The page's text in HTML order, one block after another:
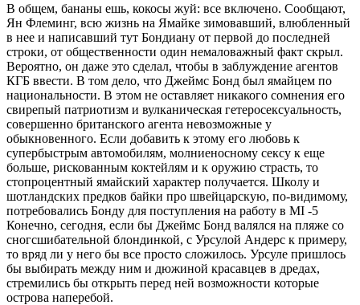
В общем, бананы ешь, кокосы жуй: все включено. Сообщают,
Ян Флеминг, всю жизнь на Ямайке зимовавший, влюбленный
в нее и написавший тут Бондиану от первой до последней
строки, от общественности один немаловажный факт скрыл.
Вероятно, он даже это сделал, чтобы в заблуждение агентов
КГБ ввести. В том дело, что Джеймс Бонд был ямайцем по
национальности. В этом не оставляет никакого сомнения его
свирепый патриотизм и вулканическая гетеросексуальность,
совершенно британского агента невозможные у
обыкновенного. Если добавить к этому его любовь к
супербыстрым автомобилям, молниеносному сексу к еще
больше, рискованным коктейлям и к оружию страсть, то
стопроцентный ямайский характер получается. Школу и
шотландских предков байки про швейцарскую, по-видимому,
потребовались Бонду для поступления на работу в MI -5
Конечно, сегодня, если бы Джеймс Бонд валялся на пляже со
сногсшибательной блондинкой, с Урсулой Андерс к примеру,
то вряд ли у него бы все просто сложилось. Урсуле пришлось
бы выбирать между ним и дюжиной красавцев в дредах,
стремились бы открыть перед ней возможности которые
острова наперебой.